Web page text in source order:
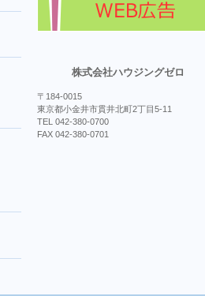
株式会社ハウジングゼロ
〒184-0015
東京都小金井市貫井北町2丁目5-11
TEL 042-380-0700
FAX 042-380-0701